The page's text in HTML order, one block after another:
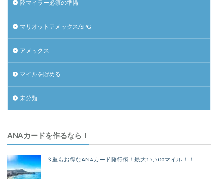
陸マイラー必須の準備
マリオットアメックス/SPG
アメックス
マイルを貯める
未分類
ANAカードを作るなら！
３重もお得なANAカード発行術！最大15,500マイル ！！